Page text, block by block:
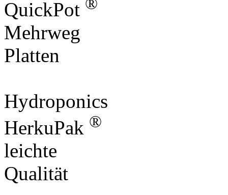
QuickPot
Mehrweg
Platten
Hydroponics
HerkuPak ®
leichte
Qualität